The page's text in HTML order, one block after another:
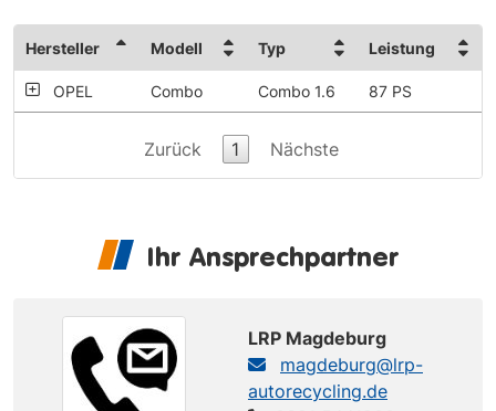
Hersteller Modell Typ Leistung
OPEL Combo Combo 1.6 87 PS
Zurück 1 Nächste
Ihr Ansprechpartner
LRP Magdeburg
magdeburg@lrp-
autorecycling.de